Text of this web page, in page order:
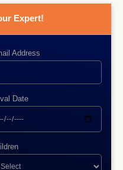
Expert!
Address
Date